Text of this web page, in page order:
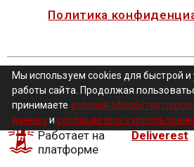
Политика
Инстаграм
Работает на
платформе
Deliverest
Мы используем cookies для быстрой и
работы сайта. Продолжая
принимаете условия обработки
данныхи соглашаетесь с